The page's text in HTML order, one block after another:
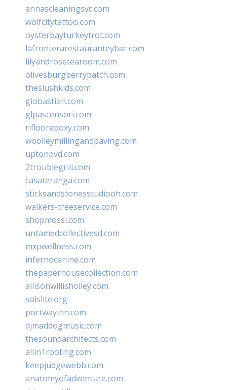
annascleaningsvc.com
wolfcitytattoo.com
oysterbayturkeytrot.com
lafronterarestauranteybar.com
lilyandrosetearoom.com
olivesburgberrypatch.com
theslushkids.com
giobastian.com
glpascensori.com
rifloorepoxy.com
woolleymillingandpaving.com
uptonpvd.com
2troublegrill.com
casateranga.com
sticksandstonesstudiooh.com
walkers-treeservice.com
shopmossi.com
untamedcollectivesd.com
mxpwellness.com
infernocanine.com
thepaperhousecollection.com
allisonwillisholley.com
solslite.org
portwayinn.com
djmaddogmusic.com
thesoundarchitects.com
allin1roofing.com
keepjudgewebb.com
anatomyofadventure.com